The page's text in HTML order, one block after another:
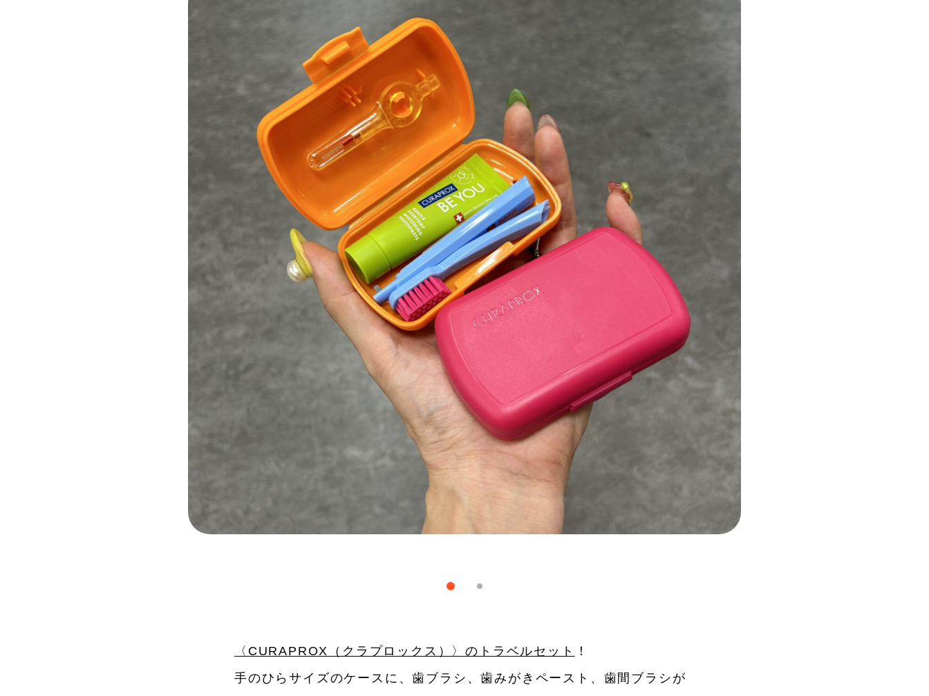
〈CURAPROX（クラプロックス）〉のトラベルセット
！
手のひらサイズのケースに、歯ブラシ、歯みがきペースト、歯間ブラシが